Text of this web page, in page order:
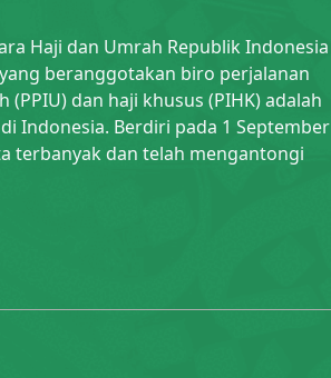
Haji dan Umrah Republik Indonesia
beranggotakan biro perjalanan
dan haji khusus (PIHK) adalah
Indonesia. Berdiri pada 1 September
terbanyak dan telah mengantongi